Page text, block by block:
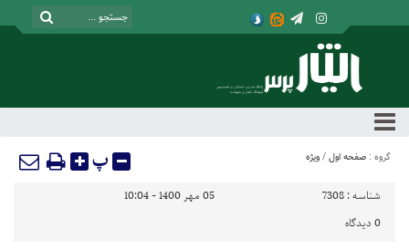
گروه : صفحه اول / ویژه پ
شناسه : 7308
05 مهر 1400 - 10:04
0 دیدگاه